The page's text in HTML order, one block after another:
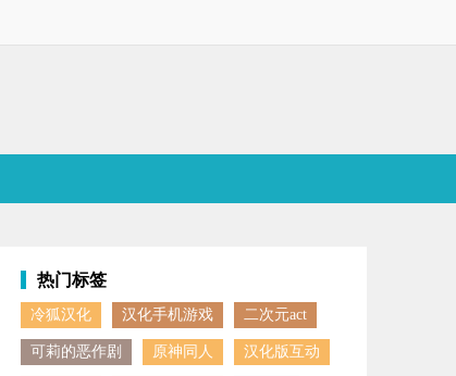
参数及风格转换，能帮助用户精准把握拍摄角度，充分发挥设
热门标签
冷狐汉化 汉化手机游戏 二次元act
可莉的恶作剧 原神同人 汉化版互动